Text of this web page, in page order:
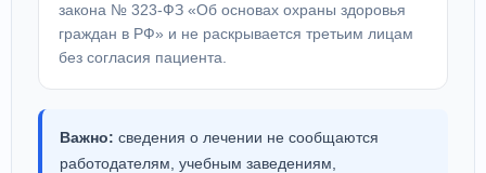
закона № 323-ФЗ «Об основах охраны здоровья
граждан в РФ» и не раскрывается третьим лицам
без согласия пациента.
Важно: сведения о лечении не сообщаются
работодателям, учебным заведениям,